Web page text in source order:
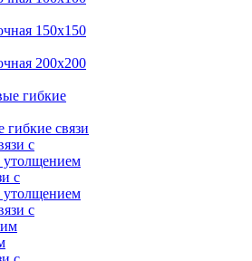
150x150
200x200
гибкие связи
с